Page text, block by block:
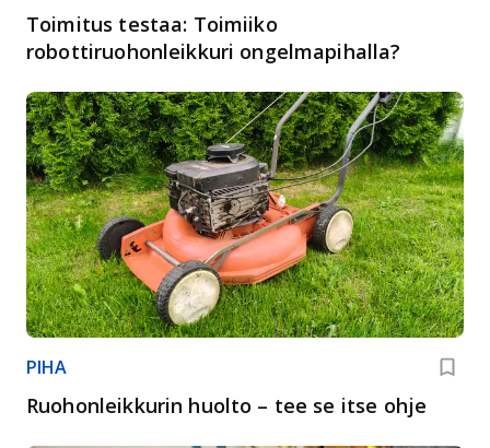
Toimitus testaa: Toimiiko
robottiruohonleikkuri ongelmapihalla?
PIHA
Ruohonleikkurin huolto – tee se itse ohje